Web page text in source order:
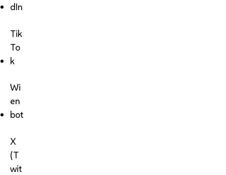
dIn
Tik
To
k
Wi
en
bot
X
(T
wit